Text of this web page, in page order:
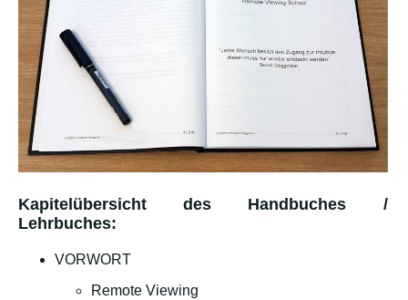
Kapitelübersicht des Handbuches /
Lehrbuches:
VORWORT
Remote Viewing